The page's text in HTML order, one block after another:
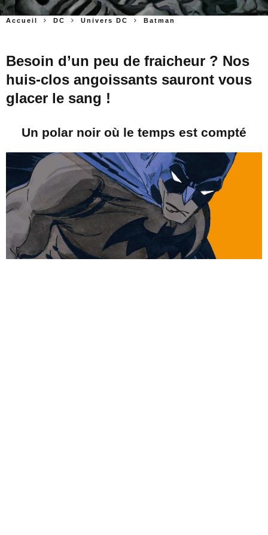
Accueil DC Univers DC Batman
Besoin d’un peu de fraicheur ? Nos
huis-clos angoissants sauront vous
glacer le sang !
Un polar noir où le temps est compté